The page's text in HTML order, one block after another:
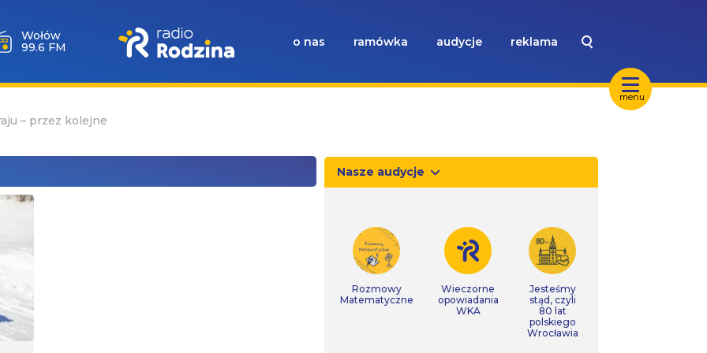
menu
Wołów
99.6 FM
o nas ramówka audycje reklama
– przez kolejne
Nasze audycje
Rozmowy
Matematyczne
Wieczorne
opowiadania
WKA
Jesteśmy
stąd, czyli
80 lat
polskiego
Wrocławia